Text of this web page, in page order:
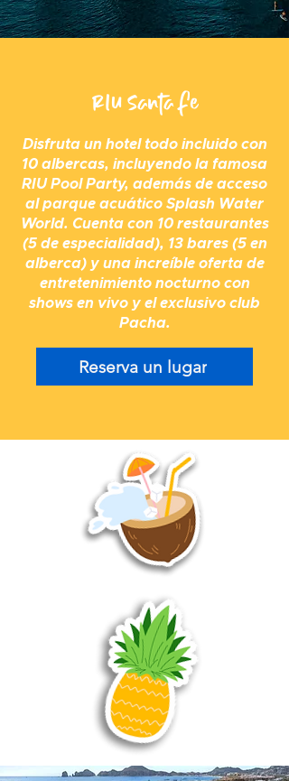
RIU Santa Fe
Disfruta un hotel todo incluido con
10 albercas, incluyendo la famosa
RIU Pool Party, además de acceso
al parque acuático Splash Water
World. Cuenta con 10 restaurantes
(5 de especialidad), 13 bares (5 en
alberca) y una increíble oferta de
entretenimiento nocturno con
shows en vivo y el exclusivo club
Pacha.
Reserva un lugar